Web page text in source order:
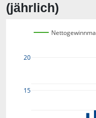
(jährlich)
15
20